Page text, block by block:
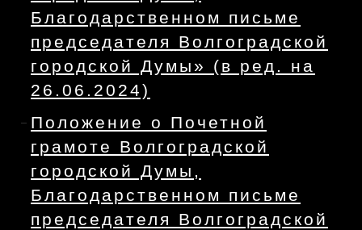
Благодарственном письме
председателя Волгоградской
городской Думы» (в ред. на
26.06.2024)
Положение о Почетной
грамоте Волгоградской
городской Думы,
Благодарственном письме
председателя Волгоградской